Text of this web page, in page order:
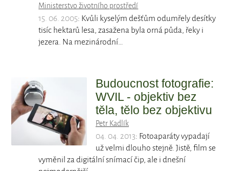
Ministerstvo životního prostředí
15. 06. 2005: Kvůli kyselým dešťům odumřely desítky
tisíc hektarů lesa, zasažena byla orná půda, řeky i
jezera. Na mezinárodní…
Budoucnost fotografie:
WVIL - objektiv bez
těla, tělo bez objektivu
Petr Kadlík
04. 04. 2013: Fotoaparáty vypadají
už velmi dlouho stejně. Jistě, film se
vyměnil za digitální snímací čip, ale i dnešní